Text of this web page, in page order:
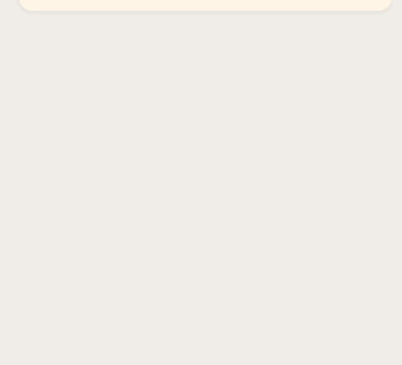
Sprunki Popular Character Ranking